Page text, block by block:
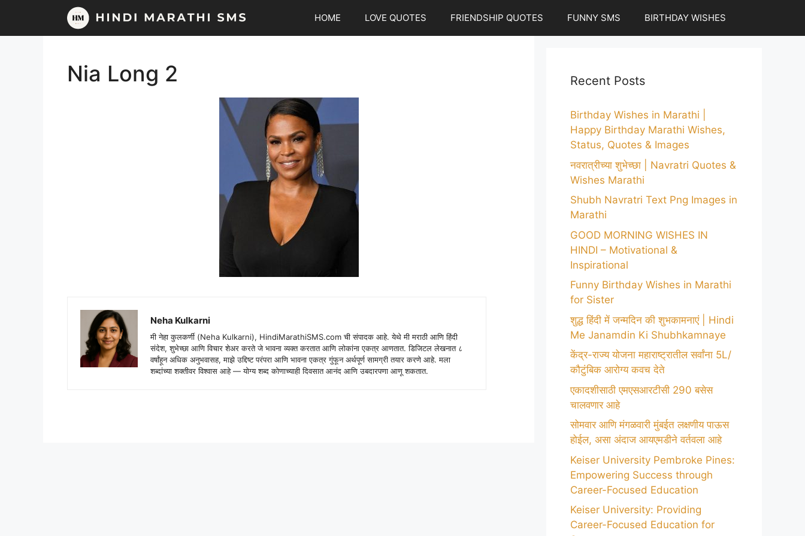
content
HOME LOVE QUOTES FRIENDSHIP QUOTES FUNNY SMS BIRTHDAY WISHES
Nia Long 2
Neha Kulkarni
मी नेहा कुलकर्णी (Neha Kulkarni), HindiMarathiSMS.com ची संपादक आहे. येथे मी मराठी आणि हिंदी
संदेश, शुभेच्छा आणि विचार शेअर करते जे भावना व्यक्त करतात आणि लोकांना एकत्र आणतात. डिजिटल लेखनात ८
वर्षांहून अधिक अनुभवासह, माझे उद्दिष्ट परंपरा आणि भावना एकत्र गुंफून अर्थपूर्ण सामग्री तयार करणे आहे. मला
शब्दांच्या शक्तीवर विश्वास आहे — योग्य शब्द कोणाच्याही दिवसात आनंद आणि उबदारपणा आणू शकतात.
Recent Posts
Birthday Wishes in Marathi |
Happy Birthday Marathi Wishes,
Status, Quotes & Images
नवरात्रीच्या शुभेच्छा | Navratri Quotes &
Wishes Marathi
Shubh Navratri Text Png Images in
Marathi
GOOD MORNING WISHES IN
HINDI – Motivational &
Inspirational
Funny Birthday Wishes in Marathi
for Sister
शुद्ध हिंदी में जन्मदिन की शुभकामनाएं | Hindi
Me Janamdin Ki Shubhkamnaye
केंद्र-राज्य योजना महाराष्ट्रातील सर्वांना 5L/
कौटुंबिक आरोग्य कवच देते
एकादशीसाठी एमएसआरटीसी 290 बसेस
चालवणार आहे
सोमवार आणि मंगळवारी मुंबईत लक्षणीय पाऊस
होईल, असा अंदाज आयएमडीने वर्तवला आहे
Keiser University Pembroke Pines:
Empowering Success through
Career-Focused Education
Keiser University: Providing
Career-Focused Education for